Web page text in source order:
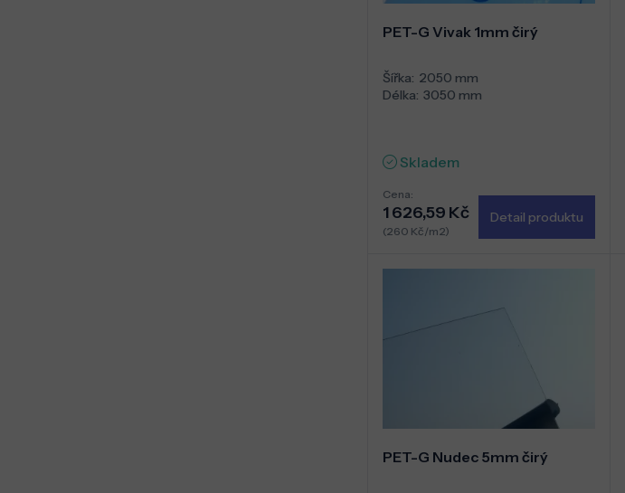
PET-G Vivak 1mm čirý
Šířka: 2050 mm
Délka: 3050 mm
Skladem
Cena:
1 626,59 Kč
(260 Kč/m2)
Detail produktu
PET-G Nudec 5mm čirý